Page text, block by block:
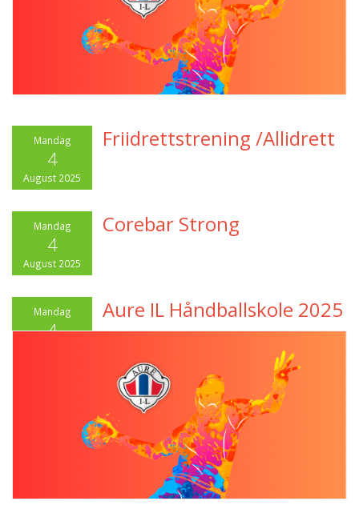
Mandag
4
August 2025
Friidrettstrening /Allidrett
Mandag
4
August 2025
Corebar Strong
Mandag
4
Aure IL Håndballskole 2025